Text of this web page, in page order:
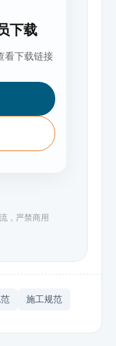
下载
看下载链接
，严禁商用
施工规范